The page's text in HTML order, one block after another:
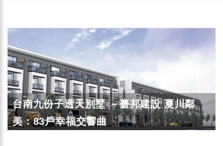
台南九份子透天別墅 －臺邦建設 夏川鄰
美：83戶幸福交響曲